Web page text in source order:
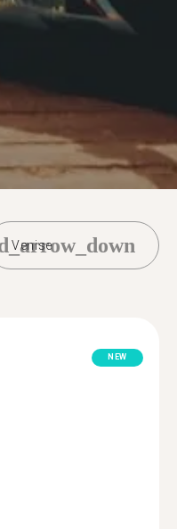
Venise
NEW